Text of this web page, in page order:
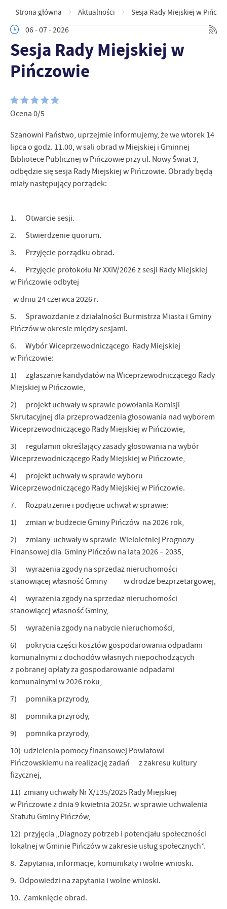
Strona główna Aktualności
Sesja Rady Miejskiej w
06 - 07 - 2026
Sesja Rady Miejskiej w
Pińczowie
Ocena 0/5
Szanowni Państwo, uprzejmie informujemy, że we wtorek 14
lipca o godz. 11.00, w sali obrad w Miejskiej i Gminnej
Bibliotece Publicznej w Pińczowie przy ul. Nowy Świat 3,
odbędzie się sesja Rady Miejskiej w Pińczowie. Obrady będą
miały następujący porządek:
1. Otwarcie sesji.
2. Stwierdzenie quorum.
3. Przyjęcie porządku obrad.
4. Przyjęcie protokołu Nr XXIV/2026 z sesji Rady Miejskiej
w Pińczowie odbytej
w dniu 24 czerwca 2026 r.
5. Sprawozdanie z działalności Burmistrza Miasta i Gminy
Pińczów w okresie między sesjami.
6. Wybór Wiceprzewodniczącego Rady Miejskiej
w Pińczowie:
1) zgłaszanie kandydatów na Wiceprzewodniczącego Rady
Miejskiej w Pińczowie,
2) projekt uchwały w sprawie powołania Komisji
Skrutacyjnej dla przeprowadzenia głosowania nad wyborem
Wiceprzewodniczącego Rady Miejskiej w Pińczowie,
3) regulamin określający zasady głosowania na wybór
Wiceprzewodniczącego Rady Miejskiej w Pińczowie,
4) projekt uchwały w sprawie wyboru
Wiceprzewodniczącego Rady Miejskiej w Pińczowie.
7. Rozpatrzenie i podjęcie uchwał w sprawie:
1) zmian w budżecie Gminy Pińczów na 2026 rok,
2) zmiany uchwały w sprawie Wieloletniej Prognozy
Finansowej dla Gminy Pińczów na lata 2026 – 2035,
3) wyrażenia zgody na sprzedaż nieruchomości
stanowiącej własność Gminy w drodze bezprzetargowej,
4) wyrażenia zgody na sprzedaż nieruchomości
stanowiącej własność Gminy,
5) wyrażenia zgody na nabycie nieruchomości,
6) pokrycia części kosztów gospodarowania odpadami
komunalnymi z dochodów własnych niepochodzących
z pobranej opłaty za gospodarowanie odpadami
komunalnymi w 2026 roku,
7) pomnika przyrody,
8) pomnika przyrody,
9) pomnika przyrody,
10) udzielenia pomocy finansowej Powiatowi
Pińczowskiemu na realizację zadań z zakresu kultury
fizycznej,
11) zmiany uchwały Nr X/135/2025 Rady Miejskiej
w Pińczowie z dnia 9 kwietnia 2025r. w sprawie uchwalenia
Statutu Gminy Pińczów,
12) przyjęcia „Diagnozy potrzeb i potencjału społeczności
lokalnej w Gminie Pińczów w zakresie usług społecznych”.
8. Zapytania, informacje, komunikaty i wolne wnioski.
9. Odpowiedzi na zapytania i wolne wnioski.
10. Zamknięcie obrad.